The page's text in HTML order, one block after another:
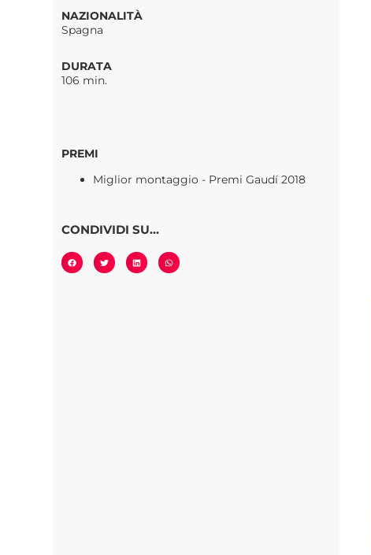
NAZIONALITÀ
Spagna
DURATA
106 min.
PREMI
Miglior montaggio - Premi Gaudí 2018
CONDIVIDI SU...